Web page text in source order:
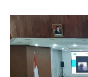
SUBANG UPDATE